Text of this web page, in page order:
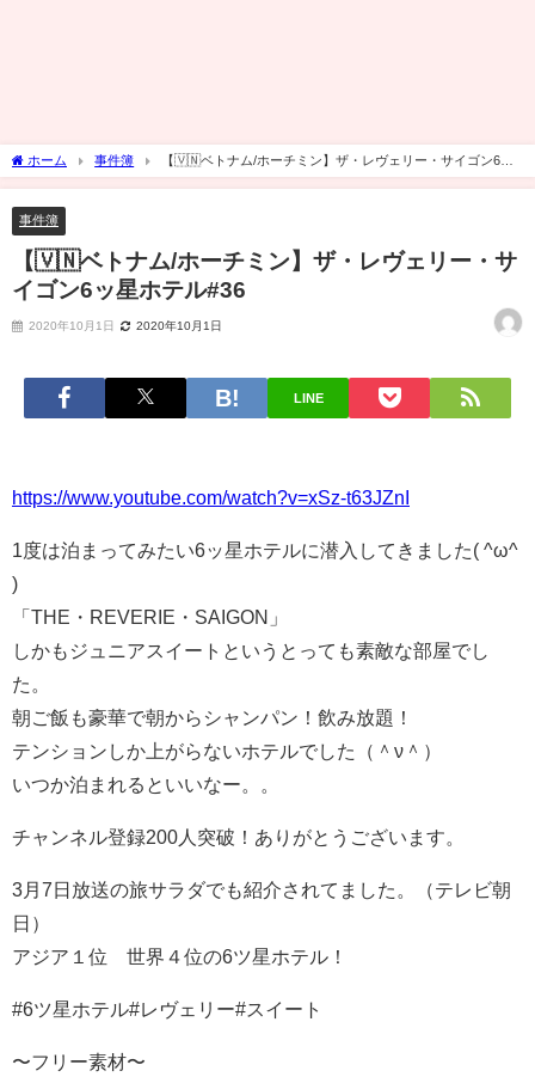
ホーム 事件簿
【🇻🇳ベトナム/ホーチミン】ザ・レヴェリー・サイゴン6ッ
星ホテル#36
事件簿
【🇻🇳ベトナム/ホーチミン】ザ・レヴェリー・サ
イゴン6ッ星ホテル#36
2020年10月1日 2020年10月1日
LINE
https://www.youtube.com/watch?v=xSz-t63JZnI
1度は泊まってみたい6ッ星ホテルに潜入してきました( ^ω^
)
「THE・REVERIE・SAIGON」
しかもジュニアスイートというとっても素敵な部屋でし
た。
朝ご飯も豪華で朝からシャンパン！飲み放題！
テンションしか上がらないホテルでした（＾ν＾）
いつか泊まれるといいなー。。
チャンネル登録200人突破！ありがとうございます。
3月7日放送の旅サラダでも紹介されてました。（テレビ朝
日）
アジア１位 世界４位の6ツ星ホテル！
#6ツ星ホテル#レヴェリー#スイート
〜フリー素材〜